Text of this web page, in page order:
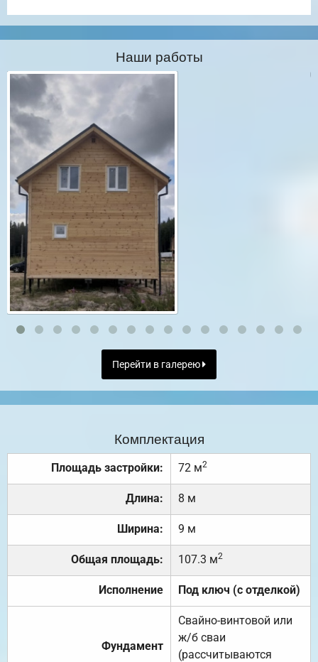
Наши работы
Перейти в галерею
Комплектация
Площадь застройки: 72 м2
Длина: 8 м
Ширина: 9 м
Общая площадь: 107.3 м2
Исполнение Под ключ (с отделкой)
Фундамент
Свайно-винтовой или
ж/б сваи
(рассчитываются